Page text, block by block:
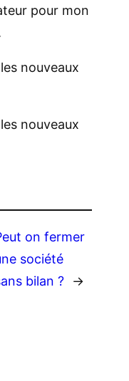
pour mon
nouveaux
nouveaux
on fermer
société
bilan ?
→